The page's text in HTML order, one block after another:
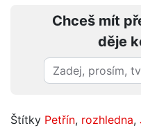
Chceš mít
děje
Štítky Petřín, rozhledna,